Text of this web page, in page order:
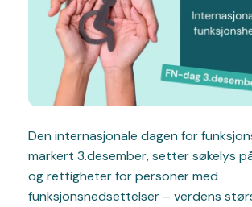
Den internasjonale dagen for
markert 3.desember, setter søkelys
og rettigheter for personer med
funksjonsnedsettelser – verdens